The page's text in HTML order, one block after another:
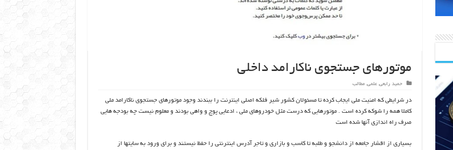
موتورهای جستجوی ناکارامد داخلی
حمید رابعی,علمی, مطالب
در شرایطی که امنیت ملی ایجاب کرده تا مسئولان کشور شیر فلکه اصلی اینترنت را ببندند وجود موتورهای جستجوی ناکارامد ملی
کاملا همه را شوکه کرده است . موتورهایی که درست مثل خودروهای ملی ، ادعایی پوچ و واهی بودند و معلوم نیست چه بودجه هایی
صرف راه اندازی آنها شده است
بسیاری از اقشار جامعه از دانشجو و طلبه تا کاسب و بازاری و تاجر آدرس اینترنتی را حفظ نیستند و برای ورود به سایتها از